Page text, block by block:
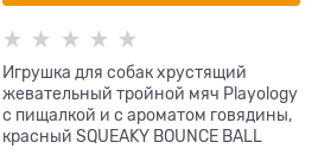
Игрушка для собак хрустящий
жевательный тройной мяч Playology
с пищалкой и с ароматом говядины,
красный SQUEAKY BOUNCE BALL